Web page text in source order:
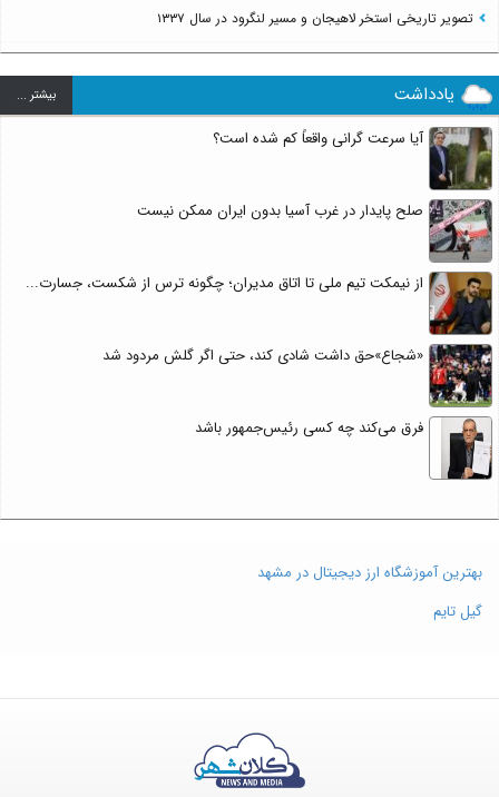
تصویر تاریخی استخر لاهیجان و مسیر لنگرود در سال ۱۳۳۷
یادداشت بيشتر ...
آیا سرعت گرانی واقعاً کم شده است؟
صلح پایدار در غرب آسیا بدون ایران ممکن نیست
از نیمکت تیم ملی تا اتاق مدیران؛ چگونه ترس از شکست، جسارت...
«شجاع»حق داشت شادی کند، حتی اگر گلش مردود شد
فرق می‌کند چه کسی رئیس‌جمهور باشد
بهترین آموزشگاه ارز دیجیتال در مشهد
گیل تایم